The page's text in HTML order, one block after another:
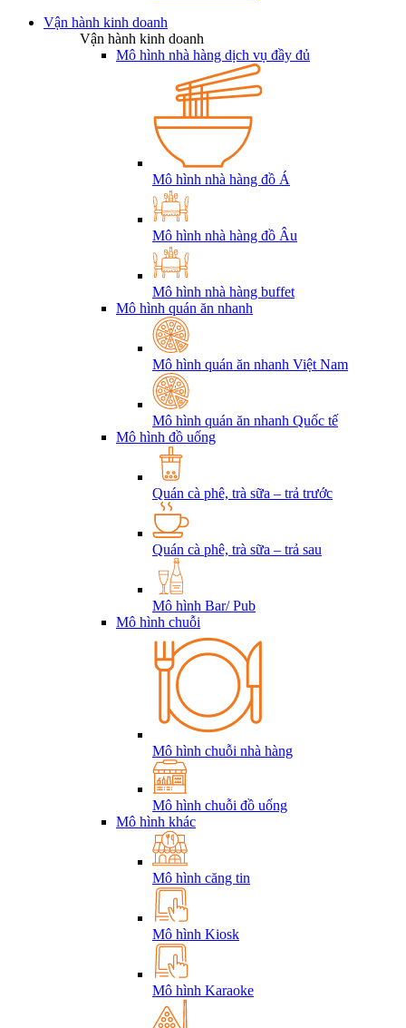
Vận hành kinh doanh
Vận hành kinh doanh
Mô hình nhà hàng dịch vụ đầy đủ
Mô hình nhà hàng đồ Á
Mô hình nhà hàng đồ Âu
Mô hình nhà hàng buffet
Mô hình quán ăn nhanh
Mô hình quán ăn nhanh Việt Nam
Mô hình quán ăn nhanh Quốc tế
Mô hình đồ uống
Quán cà phê, trà sữa – trả trước
Quán cà phê, trà sữa – trả sau
Mô hình Bar/ Pub
Mô hình chuỗi
Mô hình chuỗi nhà hàng
Mô hình chuỗi đồ uống
Mô hình khác
Mô hình căng tin
Mô hình Kiosk
Mô hình Karaoke